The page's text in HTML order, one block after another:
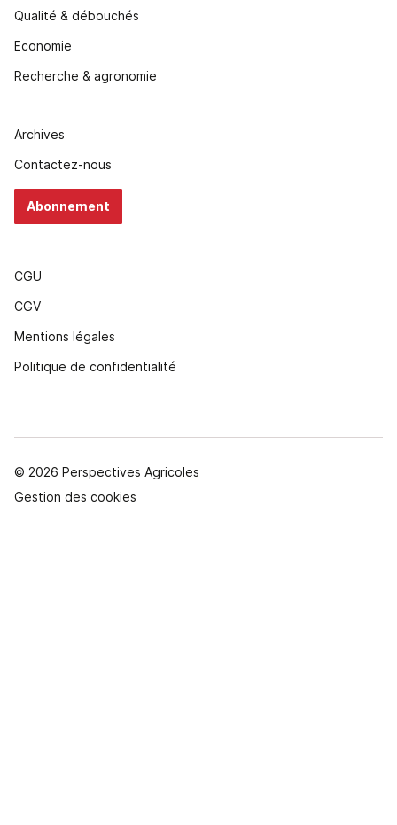
Qualité & débouchés
Economie
Recherche & agronomie
Archives
Contactez-nous
Abonnement
CGU
CGV
Mentions légales
Politique de confidentialité
© 2026 Perspectives Agricoles
Gestion des cookies